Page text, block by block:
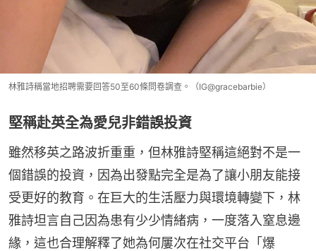
林雅詩稱當地招聘需要回答50至60條問卷調查。（IG@gracebarbie）
堅稱赴英全為愛兒非錯誤投資
雖然移英之路波折重重，但林雅詩堅稱這絕對不是一
個錯誤的投資，因為出發點完全是為了讓小朋友能接
受更好的教育。在巨大的生活壓力與環境轉變下，林
雅詩坦言自己因為患有少少情緒病，一度落入窒息邊
緣，這也合理解釋了她為何屢次在社交平台「爆